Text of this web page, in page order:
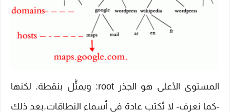
المستوى الأعلى هو الجذر root: ويمثَّل بنقطة. لكنها
-كما نعرف- لا تُكتب عادة في أسماء النطاقات.بعد ذلك